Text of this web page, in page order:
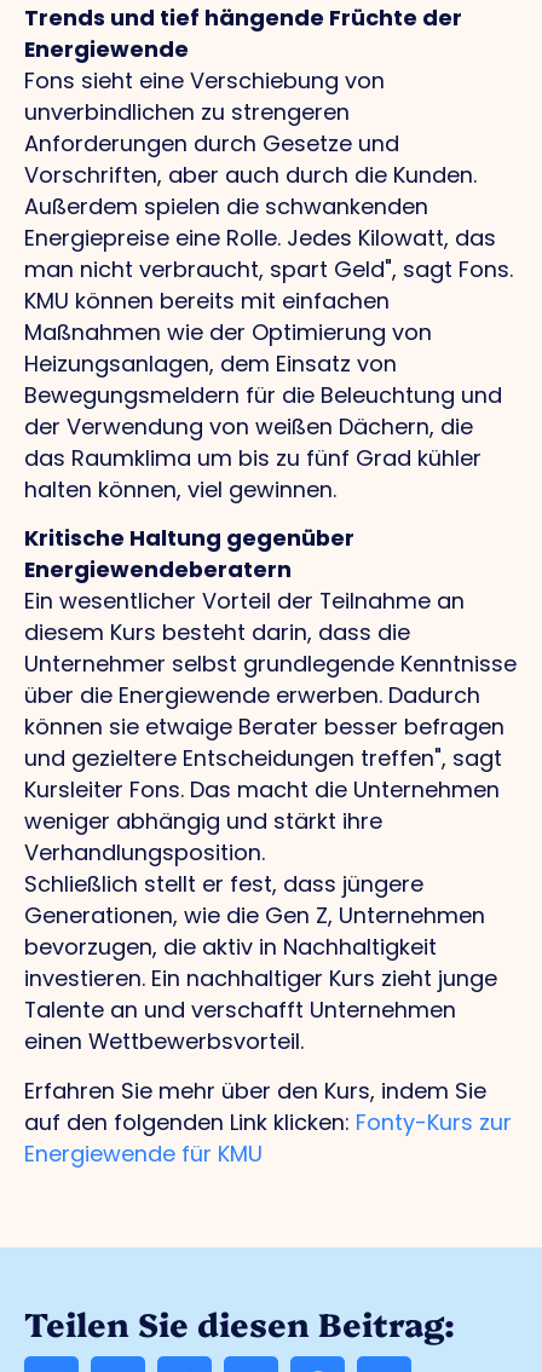
Trends und tief hängende Früchte der
Energiewende
Fons sieht eine Verschiebung von
unverbindlichen zu strengeren
Anforderungen durch Gesetze und
Vorschriften, aber auch durch die Kunden.
Außerdem spielen die schwankenden
Energiepreise eine Rolle. Jedes Kilowatt, das
man nicht verbraucht, spart Geld", sagt Fons.
KMU können bereits mit einfachen
Maßnahmen wie der Optimierung von
Heizungsanlagen, dem Einsatz von
Bewegungsmeldern für die Beleuchtung und
der Verwendung von weißen Dächern, die
das Raumklima um bis zu fünf Grad kühler
halten können, viel gewinnen.
Kritische Haltung gegenüber
Energiewendeberatern
Ein wesentlicher Vorteil der Teilnahme an
diesem Kurs besteht darin, dass die
Unternehmer selbst grundlegende Kenntnisse
über die Energiewende erwerben. Dadurch
können sie etwaige Berater besser befragen
und gezieltere Entscheidungen treffen", sagt
Kursleiter Fons. Das macht die Unternehmen
weniger abhängig und stärkt ihre
Verhandlungsposition.
Schließlich stellt er fest, dass jüngere
Generationen, wie die Gen Z, Unternehmen
bevorzugen, die aktiv in Nachhaltigkeit
investieren. Ein nachhaltiger Kurs zieht junge
Talente an und verschafft Unternehmen
einen Wettbewerbsvorteil.
Erfahren Sie mehr über den Kurs, indem Sie
auf den folgenden Link klicken: Fonty-Kurs zur
Energiewende für KMU
Teilen Sie diesen Beitrag: